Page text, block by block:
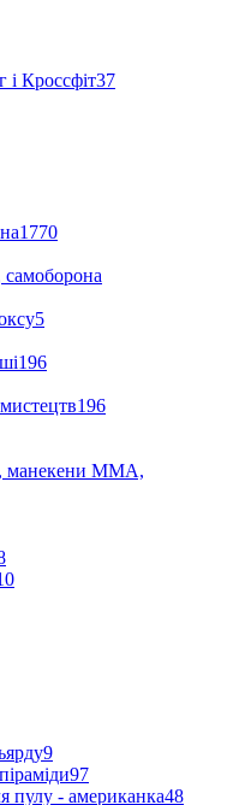
і Кроссфіт37
1770
самоборона
5
196
196
манекени ММА,
9
97
пулу - американка48